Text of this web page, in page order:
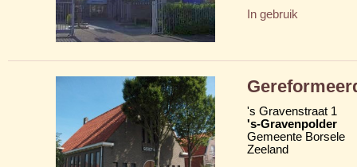
In gebruik
's Gravenstraat 1
's-Gravenpolder
Gemeente Borsele
Zeeland